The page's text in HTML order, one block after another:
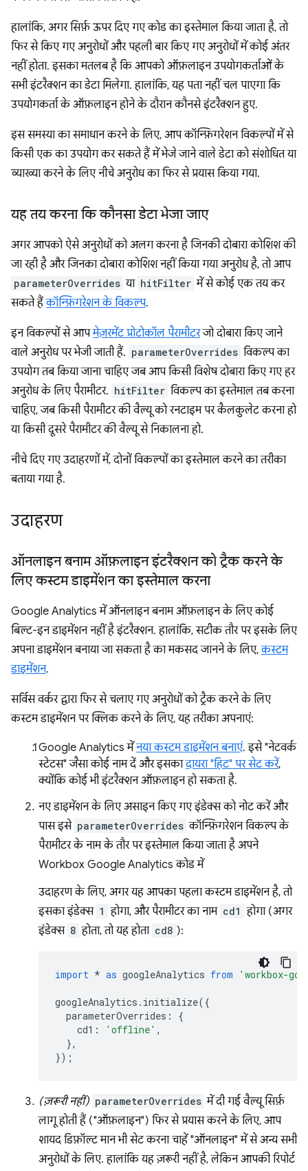
हालांकि, अगर सिर्फ़ ऊपर दिए गए कोड का इस्तेमाल किया जाता है, तो
फिर से किए गए अनुरोधों और पहली बार किए गए अनुरोधों में कोई अंतर
नहीं होता. इसका मतलब है कि आपको ऑफ़लाइन उपयोगकर्ताओं के
सभी इंटरैक्शन का डेटा मिलेगा. हालांकि, यह पता नहीं चल पाएगा कि
उपयोगकर्ता के ऑफ़लाइन होने के दौरान कौनसे इंटरैक्शन हुए.
इस समस्या का समाधान करने के लिए, आप कॉन्फ़िगरेशन विकल्पों में से
किसी एक का उपयोग कर सकते हैं में भेजे जाने वाले डेटा को संशोधित या
व्याख्या करने के लिए नीचे अनुरोध का फिर से प्रयास किया गया.
यह तय करना कि कौनसा डेटा भेजा जाए
अगर आपको ऐसे अनुरोधों को अलग करना है जिनकी दोबारा कोशिश की
जा रही है और जिनका दोबारा कोशिश नहीं किया गया अनुरोध है, तो आप
parameterOverrides या hitFilter में से कोई एक तय कर
सकते हैंकॉन्फ़िगरेशन के विकल्प.
इन विकल्पों से आपमेज़रमेंट प्रोटोकॉल पैरामीटरजो दोबारा किए जाने
वाले अनुरोध पर भेजी जाती हैं. parameterOverrides विकल्प का
उपयोग तब किया जाना चाहिए जब आप किसी विशेष दोबारा किए गए हर
अनुरोध के लिए पैरामीटर. hitFilter विकल्प का इस्तेमाल तब करना
चाहिए, जब किसी पैरामीटर की वैल्यू को रनटाइम पर कैलकुलेट करना हो
या किसी दूसरे पैरामीटर की वैल्यू से निकालना हो.
नीचे दिए गए उदाहरणों में, दोनों विकल्पों का इस्तेमाल करने का तरीका
बताया गया है.
उदाहरण
ऑनलाइन बनाम ऑफ़लाइन इंटरैक्शन को ट्रैक करने के
लिए कस्टम डाइमेंशन का इस्तेमाल करना
Google Analytics में ऑनलाइन बनाम ऑफ़लाइन के लिए कोई
बिल्ट-इन डाइमेंशन नहीं है इंटरैक्शन. हालांकि, सटीक तौर पर इसके लिए
अपना डाइमेंशन बनाया जा सकता है का मकसद जानने के लिए,कस्टम
डाइमेंशन.
सर्विस वर्कर द्वारा फिर से चलाए गए अनुरोधों को ट्रैक करने के लिए
कस्टम डाइमेंशन पर क्लिक करने के लिए, यह तरीका अपनाएं:
Google Analytics मेंनया कस्टम डाइमेंशन बनाएं. इसे "नेटवर्क
स्टेटस" जैसा कोई नाम दें और इसकादायरा "हिट" पर सेट करें,
क्योंकि कोई भी इंटरैक्शन ऑफ़लाइन हो सकता है.
नए डाइमेंशन के लिए असाइन किए गए इंडेक्स को नोट करें और
पास इसे parameterOverrides कॉन्फ़िगरेशन विकल्प के
पैरामीटर के नाम के तौर पर इस्तेमाल किया जाता है अपने
Workbox Google Analytics कोड में
उदाहरण के लिए, अगर यह आपका पहला कस्टम डाइमेंशन है, तो
इसका इंडेक्स 1 होगा, और पैरामीटर का नाम cd1 होगा (अगर
इंडेक्स 8 होता, तो यह होता cd8 ):
import * as googleAnalytics from 'workbox-
googleAnalytics . initialize({
parameterOverrides :
{
cd1 : 'offline' ,
},
});
(ज़रूरी नहीं) parameterOverrides में दी गई वैल्यू सिर्फ़
लागू होती हैं ("ऑफ़लाइन") फिर से प्रयास करने के लिए, आप
शायद डिफ़ॉल्ट मान भी सेट करना चाहें "ऑनलाइन" में से अन्य सभी
अनुरोधों के लिए. हालांकि यह ज़रूरी नहीं है, लेकिन आपकी रिपोर्ट